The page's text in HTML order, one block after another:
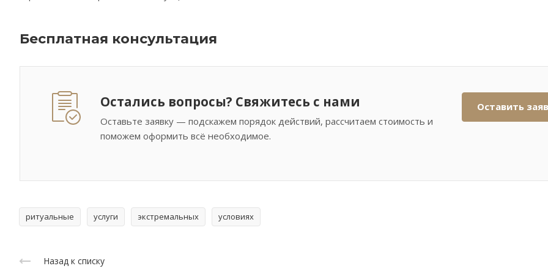
Бесплатная консультация
Остались вопросы? Свяжитесь с нами
Оставьте заявку — подскажем порядок действий, рассчитаем стоимость и
поможем оформить всё необходимое.
Оставить
ритуальные услуги экстремальных условиях
Назад к списку